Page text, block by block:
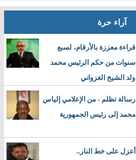
watch?v=GN10qW4W4hQ
آراء حرة
قراءة معززة بالأرقام، لسبع
سنوات من حكم الرئيس محمد
ولد الشيخ الغزواني
رسالة تظلم - من الإعلامي إلياس
محمد إلى رئيس الجمهورية
أعزل على خط النار..